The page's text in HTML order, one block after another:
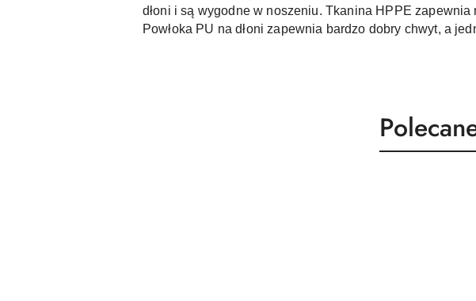
dłoni i są wygodne w noszeniu. Tkanina HPPE
Powłoka PU na dłoni zapewnia bardzo dobry chwyt, a
Produkty
o